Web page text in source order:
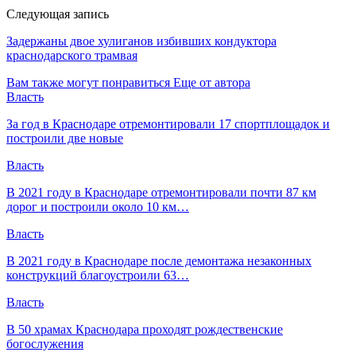
Следующая запись
Задержаны двое хулиганов избивших кондуктора
краснодарского трамвая
Вам также могут понравиться Еще от автора
Власть
За год в Краснодаре отремонтировали 17 спортплощадок и
построили две новые
Власть
В 2021 году в Краснодаре отремонтировали почти 87 км
дорог и построили около 10 км…
Власть
В 2021 году в Краснодаре после демонтажа незаконных
конструкций благоустроили 63…
Власть
В 50 храмах Краснодара проходят рождественские
богослужения